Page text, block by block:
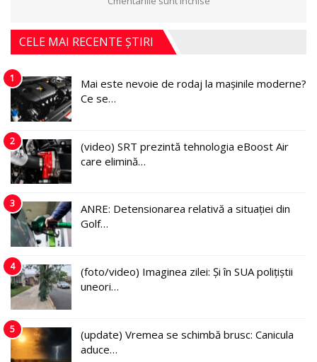
CELE MAI RECENTE ȘTIRI
1
Mai este nevoie de rodaj la mașinile moderne?
Ce se…
2
(video) SRT prezintă tehnologia eBoost Air
care elimină…
3
ANRE: Detensionarea relativă a situației din
Golf…
4
(foto/video) Imaginea zilei: Și în SUA polițiștii
uneori…
5
(update) Vremea se schimbă brusc: Canicula
aduce…